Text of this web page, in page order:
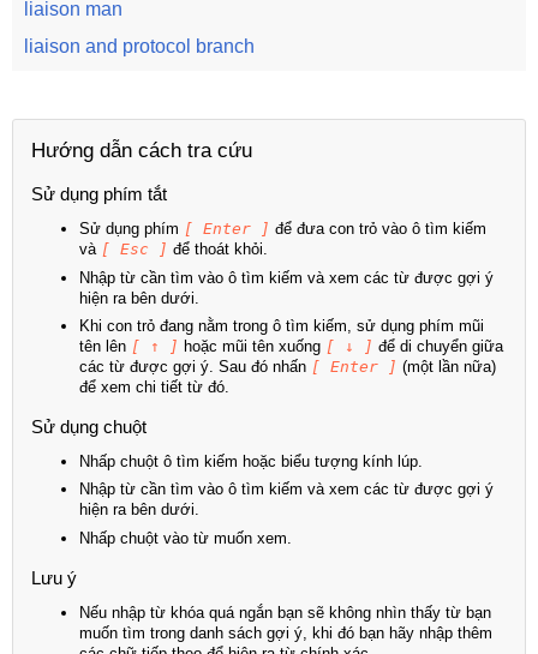
liaison man
liaison and protocol branch
Hướng dẫn cách tra cứu
Sử dụng phím tắt
Sử dụng phím [ Enter ] để đưa con trỏ vào ô tìm kiếm
và [ Esc ] để thoát khỏi.
Nhập từ cần tìm vào ô tìm kiếm và xem các từ được gợi ý
hiện ra bên dưới.
Khi con trỏ đang nằm trong ô tìm kiếm, sử dụng phím mũi
tên lên [ ↑ ] hoặc mũi tên xuống [ ↓ ] để di chuyển giữa
các từ được gợi ý. Sau đó nhấn [ Enter ] (một lần nữa)
để xem chi tiết từ đó.
Sử dụng chuột
Nhấp chuột ô tìm kiếm hoặc biểu tượng kính lúp.
Nhập từ cần tìm vào ô tìm kiếm và xem các từ được gợi ý
hiện ra bên dưới.
Nhấp chuột vào từ muốn xem.
Lưu ý
Nếu nhập từ khóa quá ngắn bạn sẽ không nhìn thấy từ bạn
muốn tìm trong danh sách gợi ý, khi đó bạn hãy nhập thêm